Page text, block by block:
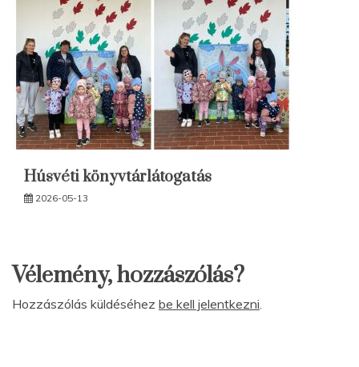
Húsvéti könyvtárlátogatás
2026-05-13
Vélemény, hozzászólás?
Hozzászólás küldéséhez be kell jelentkezni.